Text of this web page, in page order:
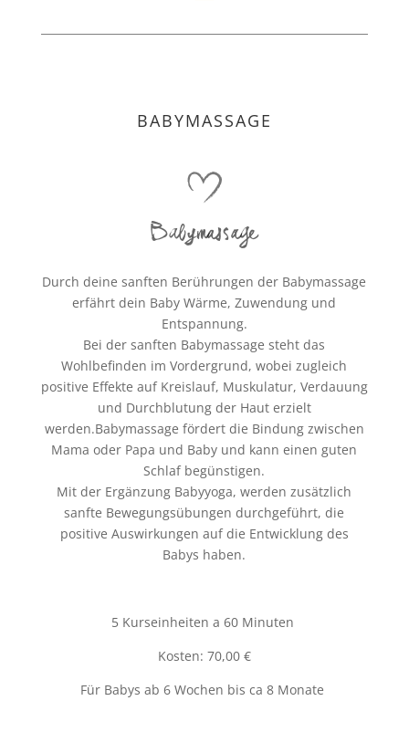
BABYMASSAGE
Babymassage
Durch deine sanften Berührungen der Babymassage
erfährt dein Baby Wärme, Zuwendung und
Entspannung.
Bei der sanften Babymassage steht das
Wohlbefinden im Vordergrund, wobei zugleich
positive Effekte auf Kreislauf, Muskulatur, Verdauung
und Durchblutung der Haut erzielt
werden.Babymassage fördert die Bindung zwischen
Mama oder Papa und Baby und kann einen guten
Schlaf begünstigen.
Mit der Ergänzung Babyyoga, werden zusätzlich
sanfte Bewegungsübungen durchgeführt, die
positive Auswirkungen auf die Entwicklung des
Babys haben.
5 Kurseinheiten a 60 Minuten
Kosten: 70,00 €
Für Babys ab 6 Wochen bis ca 8 Monate